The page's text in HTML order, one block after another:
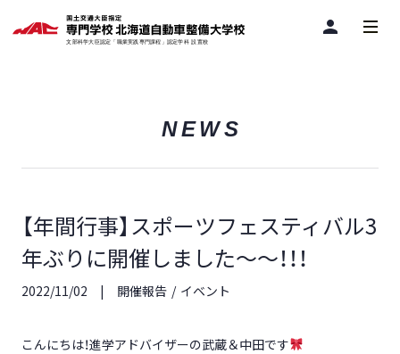
person
NEWS
【年間行事】スポーツフェスティバル3
年ぶりに開催しました～～！！！
2022/11/02 開催報告 イベント
こんにちは！進学アドバイザーの武蔵＆中田です